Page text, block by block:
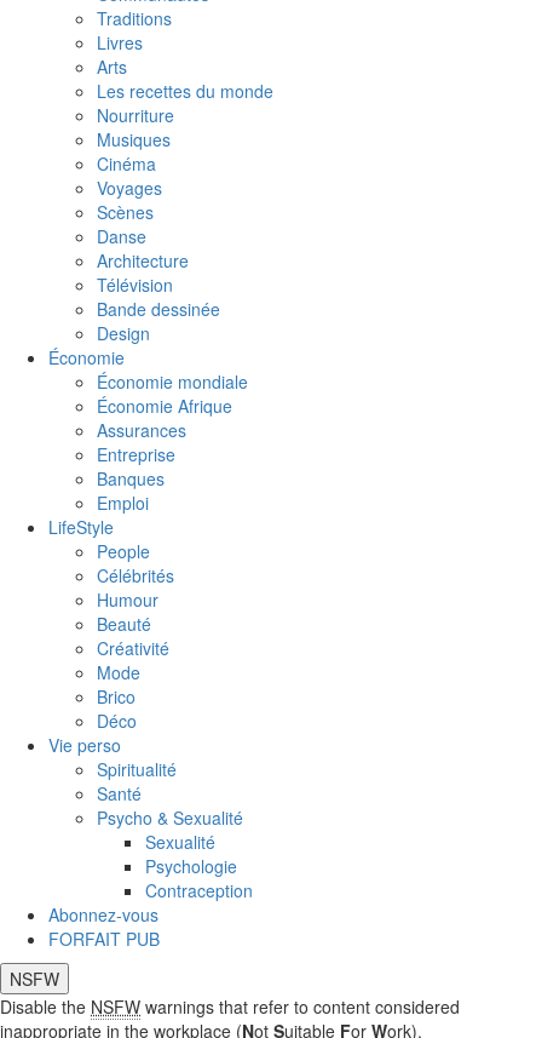
Traditions
Livres
Arts
Les recettes du monde
Nourriture
Musiques
Cinéma
Voyages
Scènes
Danse
Architecture
Télévision
Bande dessinée
Design
Économie
Économie mondiale
Économie Afrique
Assurances
Entreprise
Banques
Emploi
LifeStyle
People
Célébrités
Humour
Beauté
Créativité
Mode
Brico
Déco
Vie perso
Spiritualité
Santé
Psycho & Sexualité
Sexualité
Psychologie
Contraception
Abonnez-vous
FORFAIT PUB
NSFW
Disable the NSFW warnings that refer to content considered
inappropriate in the workplace (Not Suitable For Work).